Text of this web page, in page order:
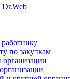
по закупкам